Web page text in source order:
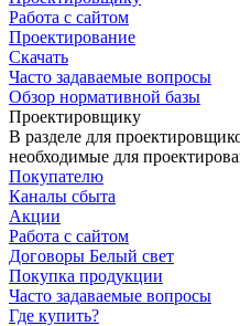
Работа с сайтом
Проектирование
Скачать
Часто задаваемые вопросы
Обзор нормативной базы
Проектировщику
В разделе для
необходимые для
Покупателю
Каналы сбыта
Акции
Работа с сайтом
Договоры Белый свет
Покупка продукции
Часто задаваемые вопросы
Где купить?